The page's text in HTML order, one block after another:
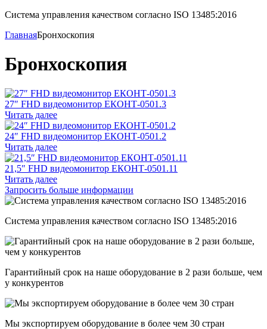
Система управления качеством согласно ISO 13485:2016
ГлавнаяБронхоскопия
Бронхоскопия
27″ FHD видеомонитор ЕКОНТ-0501.3
Читать далее
24″ FHD видеомонитор ЕКОНТ-0501.2
Читать далее
21,5″ FHD видеомонитор ЕКОНТ-0501.11
Читать далее
Запросить больше информации
Система управления качеством согласно ISO 13485:2016
Гарантийный срок на наше оборудование в 2 рази больше, чем
у конкурентов
Мы экспортируем оборудование в более чем 30 стран